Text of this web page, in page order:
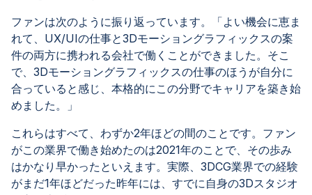
ファンは次のように振り返っています。「よい機会に恵ま
れて、UX/UIの仕事と3Dモーショングラフィックスの案
件の両方に携われる会社で働くことができました。そこ
で、3Dモーショングラフィックスの仕事のほうが自分に
合っていると感じ、本格的にこの分野でキャリアを築き始
めました。」
これらはすべて、わずか2年ほどの間のことです。ファン
がこの業界で働き始めたのは2021年のことで、その歩み
はかなり早かったといえます。実際、3DCG業界での経験
がまだ1年ほどだった昨年には、すでに自身の3Dスタジオ